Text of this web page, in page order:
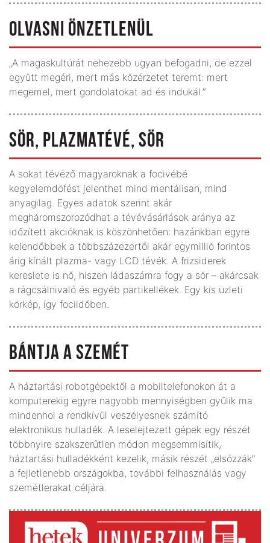
OLVASNI ÖNZETLENÜL
„A magaskultúrát nehezebb ugyan befogadni, de ezzel
együtt megéri, mert más közérzetet teremt: mert
megemel, mert gondolatokat ad és indukál.”
SÖR, PLAZMATÉVÉ, SÖR
A sokat tévéző magyaroknak a focivébé
kegyelemdöfést jelenthet mind mentálisan, mind
anyagilag. Egyes adatok szerint akár
megháromszorozódhat a tévévásárlások aránya az
időzített akcióknak is köszönhetően: hazánkban egyre
kelendőbbek a többszázezertől akár egymillió forintos
árig kínált plazma- vagy LCD tévék. A frizsiderek
kereslete is nő, hiszen ládaszámra fogy a sör – akárcsak
a rágcsálnivaló és egyéb partikellékek. Egy kis üzleti
körkép, így fociidőben.
BÁNTJA A SZEMÉT
A háztartási robotgépektől a mobiltelefonokon át a
komputerekig egyre nagyobb mennyiségben gyűlik ma
mindenhol a rendkívül veszélyesnek számító
elektronikus hulladék. A leselejtezett gépek egy részét
többnyire szakszerűtlen módon megsemmisítik,
háztartási hulladékként kezelik, másik részét „elsózzák”
a fejletlenebb országokba, további felhasználás vagy
szemétlerakat céljára.